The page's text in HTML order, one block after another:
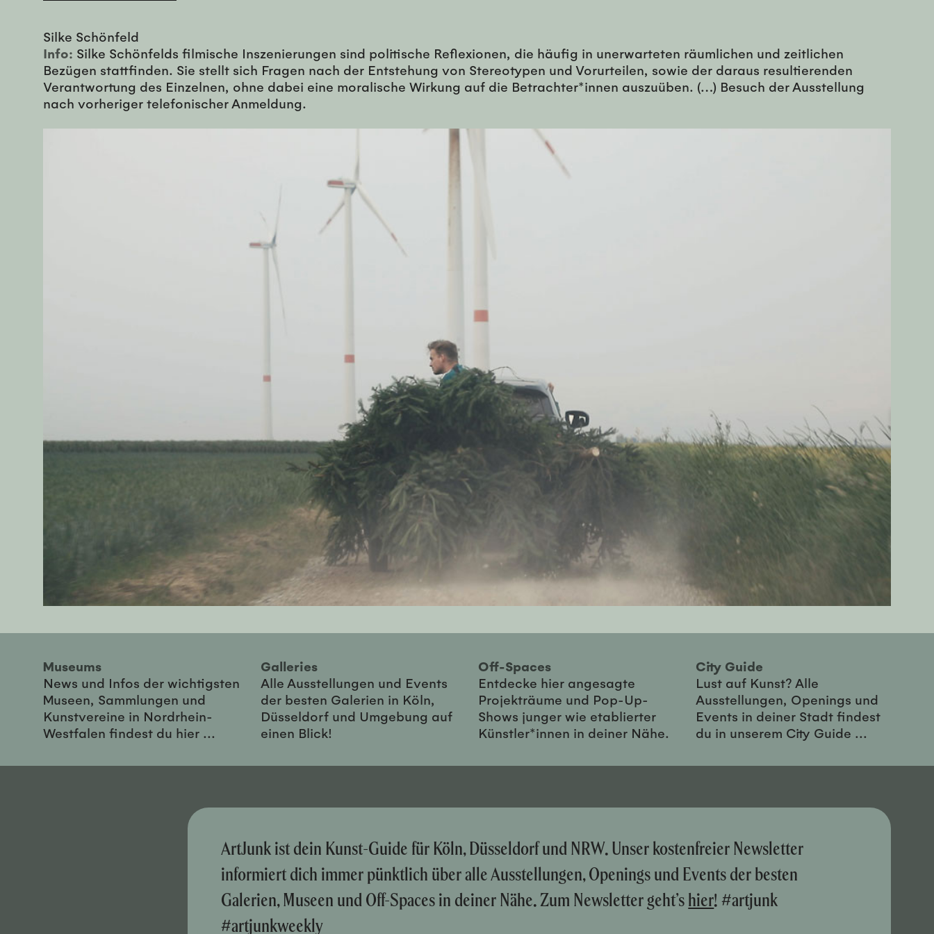
Silke Schönfeld
Info: Silke Schönfelds filmische Inszenierungen sind politische Reflexionen, die häufig in unerwarteten räumlichen und zeitlichen
Bezügen stattfinden. Sie stellt sich Fragen nach der Entstehung von Stereotypen und Vorurteilen, sowie der daraus resultierenden
Verantwortung des Einzelnen, ohne dabei eine moralische Wirkung auf die Betrachter*innen auszuüben. (…) Besuch der Ausstellung
nach vorheriger telefonischer Anmeldung.
Museums
News und Infos der wichtigsten
Museen, Sammlungen und
Kunstvereine in Nordrhein-
Westfalen findest du hier ...
Galleries
Alle Ausstellungen und Events
der besten Galerien in Köln,
Düsseldorf und Umgebung auf
einen Blick!
Off-Spaces
Entdecke hier angesagte
Projekträume und Pop-Up-
Shows junger wie etablierter
Künstler*innen in deiner Nähe.
City Guide
Lust auf Kunst? Alle
Ausstellungen, Openings und
Events in deiner Stadt findest
du in unserem City Guide ...
ArtJunk ist dein Kunst-Guide für Köln, Düsseldorf und NRW. Unser kostenfreier Newsletter
informiert dich immer pünktlich über alle Ausstellungen, Openings und Events der besten
Galerien, Museen und Off-Spaces in deiner Nähe. Zum Newsletter geht’shier! #artjunk
#artjunkweekly